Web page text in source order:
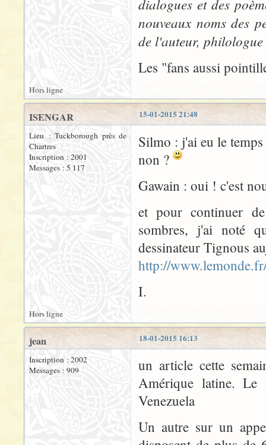
dialogues et des
nouveaux noms des
de l'auteur,
Les "fans aussi
Hors ligne
15-01-2015 21:48
ISENGAR
Lieu : Tuckborough près de
Chartres
Inscription : 2001
Messages : 5 117
Silmo : j'ai eu le
non ?
Gawain : oui ! c'est
et pour continuer
sombres, j'ai noté
dessinateur Tignous
http://
I.
Hors ligne
18-01-2015 16:13
jean
Inscription : 2002
Messages : 909
un article cette
Amérique latine. Le
Venezuela
Un autre sur un